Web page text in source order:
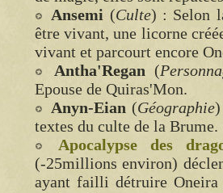
Ansemi (Culte) : Selon
être vivant, une licorne
vivant et parcourt encore
Antha'Regan (
Epouse de Quiras'Mon.
Anyn-Eian (Géographie)
textes du culte de la Brume.
Apocalypse des
(-25millions environ)
ayant failli détruire